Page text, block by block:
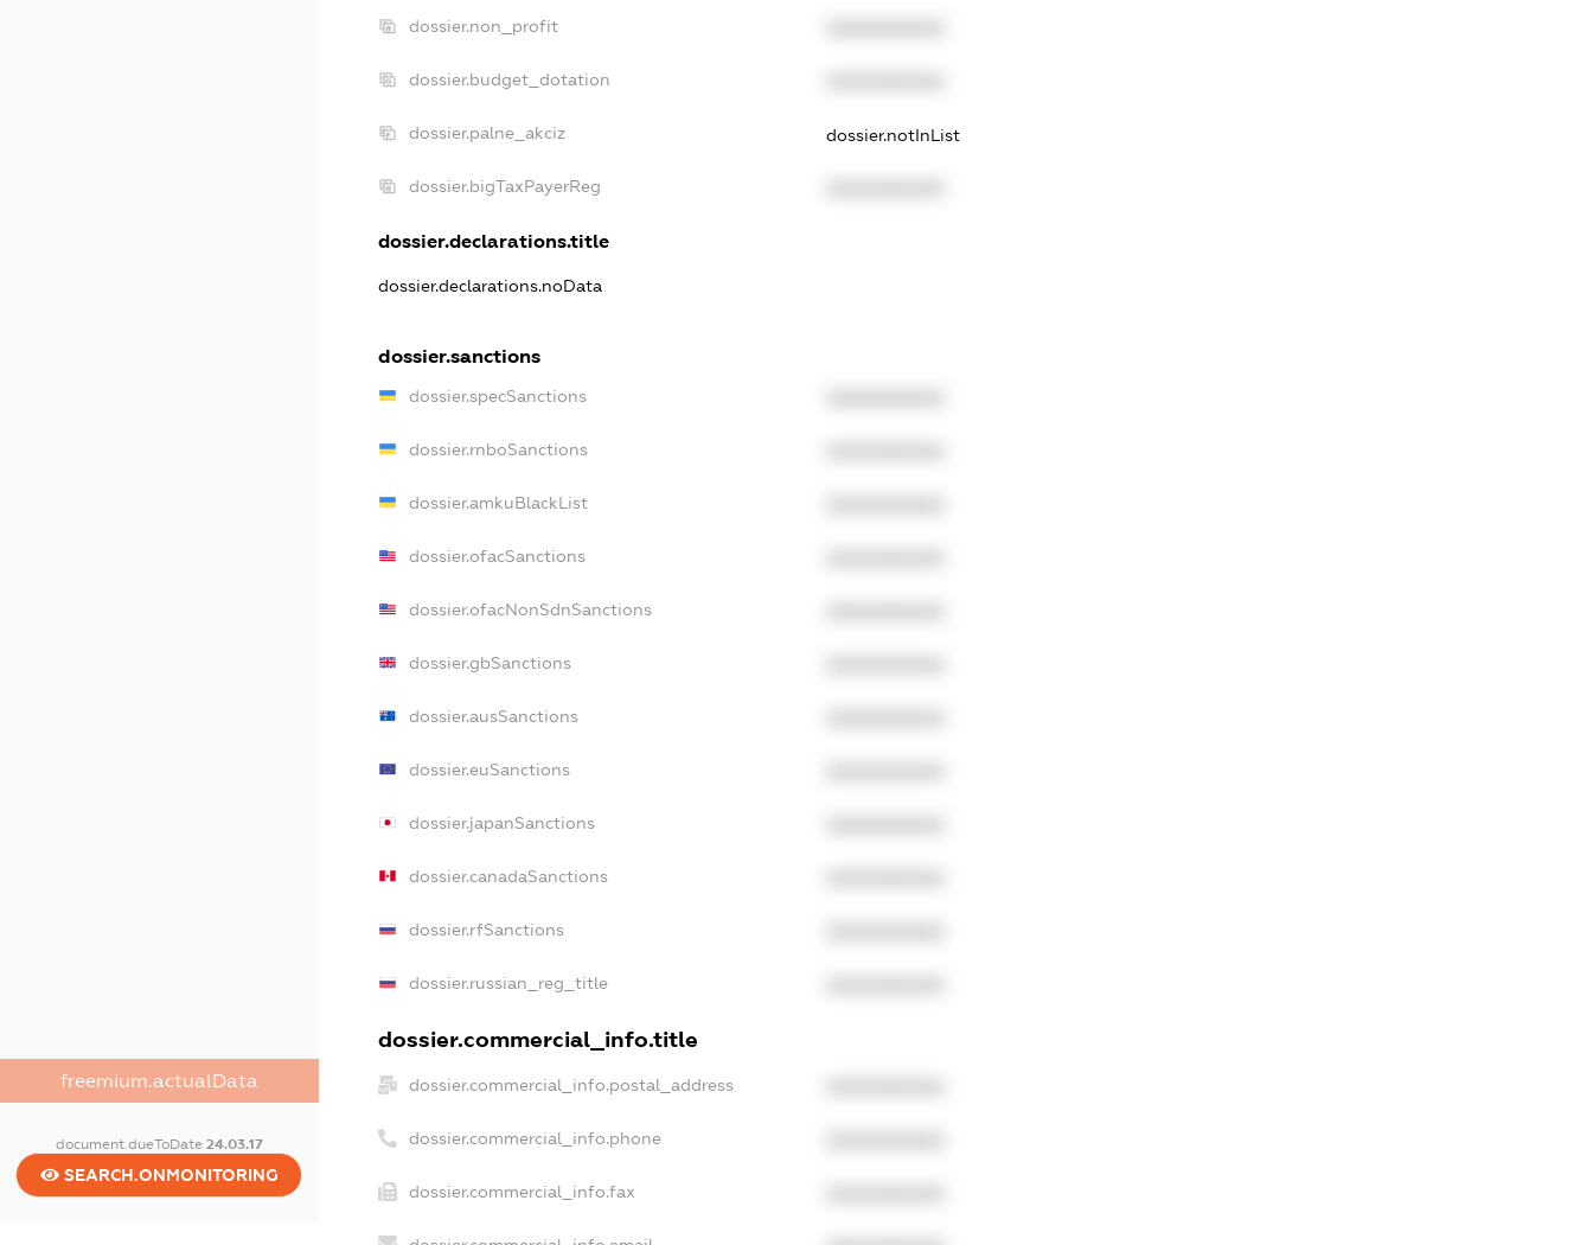
freemium.actualData
document.dueToDate 24.03.17
SEARCH.ONMONITORING
dossier.non_profit
dossier.budget_dotation
dossier.palne_akciz dossier.notInList
dossier.bigTaxPayerReg
dossier.declarations.title
dossier.declarations.noData
dossier.sanctions
dossier.specSanctions
dossier.rnboSanctions
dossier.amkuBlackList
dossier.ofacSanctions
dossier.ofacNonSdnSanctions
dossier.gbSanctions
dossier.ausSanctions
dossier.euSanctions
dossier.japanSanctions
dossier.canadaSanctions
dossier.rfSanctions
dossier.russian_reg_title
dossier.commercial_info.title
dossier.commercial_info.postal_address
dossier.commercial_info.phone
dossier.commercial_info.fax